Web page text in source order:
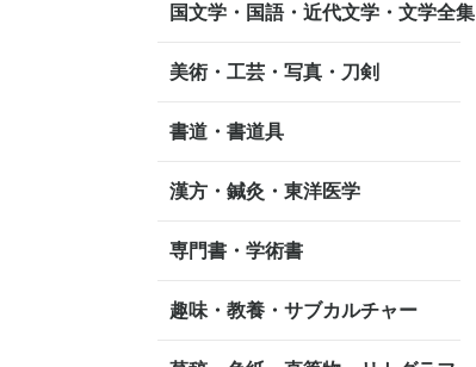
国文学・国語・近代文学・文学全集
美術・工芸・写真・刀剣
書道・書道具
漢方・鍼灸・東洋医学
専門書・学術書
趣味・教養・サブカルチャー